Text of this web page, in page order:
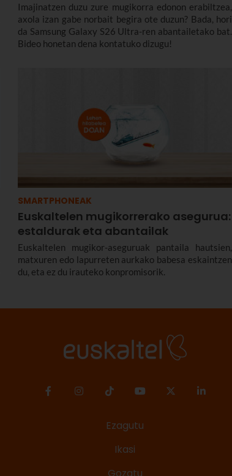
Imajinatzen duzu zure mugikorra edonon erabiltzea,
axola izan gabe norbait begira ote duzun? Bada, hori
da Samsung Galaxy S26 Ultra-ren abantailetako bat.
Bideo honetan dena kontatuko dizugu!
SMARTPHONEAK
Euskaltelen mugikorrerako asegurua:
estaldurak eta abantailak
Euskaltelen mugikor-aseguruak pantaila hautsien,
matxuren edo lapurreten aurkako babesa eskaintzen
du, eta ez du irauteko konpromisorik.
Ezagutu
Ikasi
Gozatu